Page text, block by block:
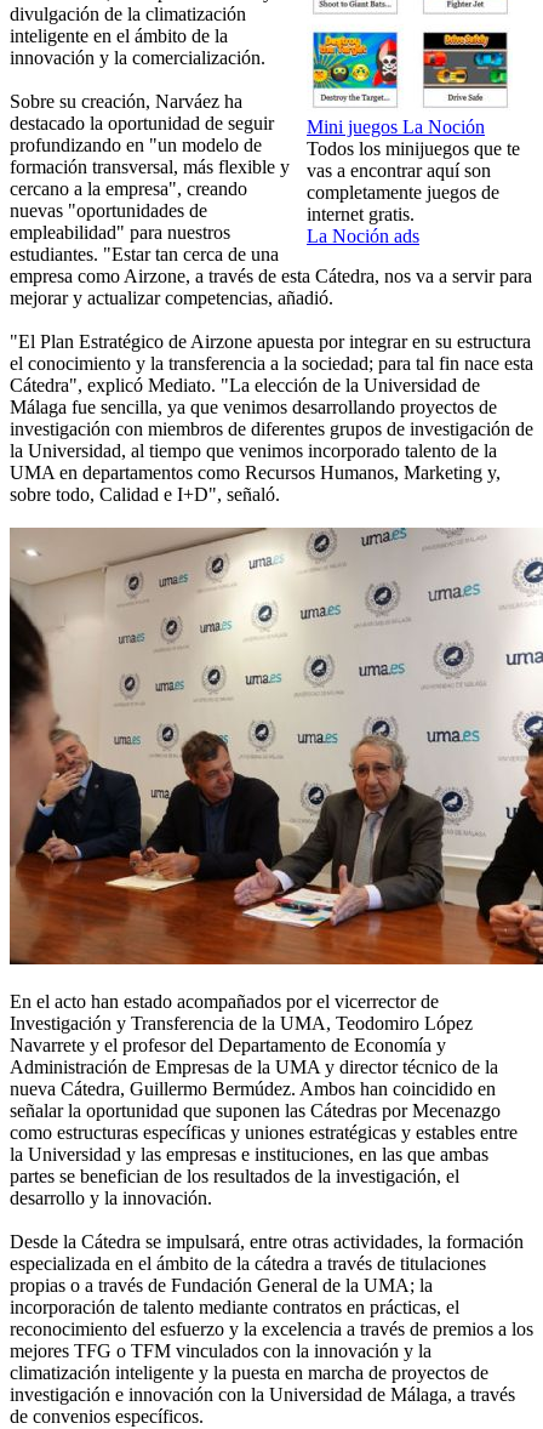
Mini juegos La Noción
Todos los minijuegos que te
vas a encontrar aquí son
completamente juegos de
internet gratis.
La Noción ads
divulgación de la climatización
inteligente en el ámbito de la
innovación y la comercialización.
Sobre su creación, Narváez ha
destacado la oportunidad de seguir
profundizando en "un modelo de
formación transversal, más flexible y
cercano a la empresa", creando
nuevas "oportunidades de
empleabilidad" para nuestros
estudiantes. "Estar tan cerca de una
empresa como Airzone, a través de esta Cátedra, nos va a servir para
mejorar y actualizar competencias, añadió.
"El Plan Estratégico de Airzone apuesta por integrar en su estructura
el conocimiento y la transferencia a la sociedad; para tal fin nace esta
Cátedra", explicó Mediato. "La elección de la Universidad de
Málaga fue sencilla, ya que venimos desarrollando proyectos de
investigación con miembros de diferentes grupos de investigación de
la Universidad, al tiempo que venimos incorporado talento de la
UMA en departamentos como Recursos Humanos, Marketing y,
sobre todo, Calidad e I+D", señaló.
En el acto han estado acompañados por el vicerrector de
Investigación y Transferencia de la UMA, Teodomiro López
Navarrete y el profesor del Departamento de Economía y
Administración de Empresas de la UMA y director técnico de la
nueva Cátedra, Guillermo Bermúdez. Ambos han coincidido en
señalar la oportunidad que suponen las Cátedras por Mecenazgo
como estructuras específicas y uniones estratégicas y estables entre
la Universidad y las empresas e instituciones, en las que ambas
partes se benefician de los resultados de la investigación, el
desarrollo y la innovación.
Desde la Cátedra se impulsará, entre otras actividades, la formación
especializada en el ámbito de la cátedra a través de titulaciones
propias o a través de Fundación General de la UMA; la
incorporación de talento mediante contratos en prácticas, el
reconocimiento del esfuerzo y la excelencia a través de premios a los
mejores TFG o TFM vinculados con la innovación y la
climatización inteligente y la puesta en marcha de proyectos de
investigación e innovación con la Universidad de Málaga, a través
de convenios específicos.